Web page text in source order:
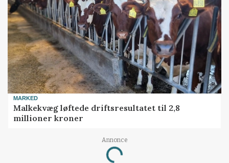
MARKED
Malkekvæg løftede driftsresultatet til 2,8
millioner kroner
Annonce